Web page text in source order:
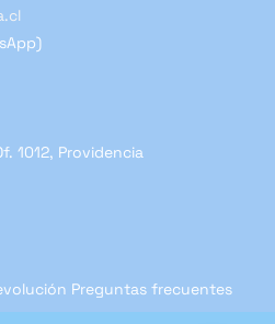
1012, Providencia
Preguntas frecuentes